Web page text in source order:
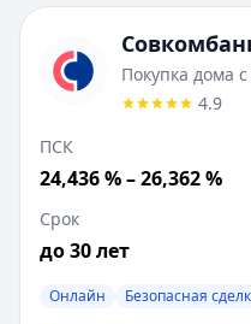
Покупка дома
4.9
ПСК
24,436 % – 26,362 %
Срок
до 30 лет
Онлайн Безопасная